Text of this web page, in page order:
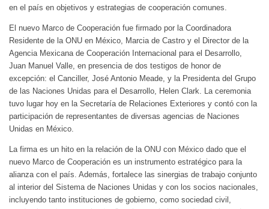
en el país en objetivos y estrategias de cooperación comunes.
El nuevo Marco de Cooperación fue firmado por la Coordinadora
Residente de la ONU en México, Marcia de Castro y el Director de la
Agencia Mexicana de Cooperación Internacional para el Desarrollo,
Juan Manuel Valle, en presencia de dos testigos de honor de
excepción: el Canciller, José Antonio Meade, y la Presidenta del Grupo
de las Naciones Unidas para el Desarrollo, Helen Clark. La ceremonia
tuvo lugar hoy en la Secretaría de Relaciones Exteriores y contó con la
participación de representantes de diversas agencias de Naciones
Unidas en México.
La firma es un hito en la relación de la ONU con México dado que el
nuevo Marco de Cooperación es un instrumento estratégico para la
alianza con el país. Además, fortalece las sinergias de trabajo conjunto
al interior del Sistema de Naciones Unidas y con los socios nacionales,
incluyendo tanto instituciones de gobierno, como sociedad civil,